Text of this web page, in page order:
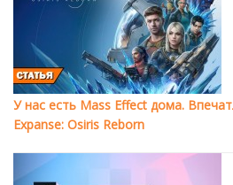
У нас есть Mass Effect дома.
Expanse: Osiris Reborn